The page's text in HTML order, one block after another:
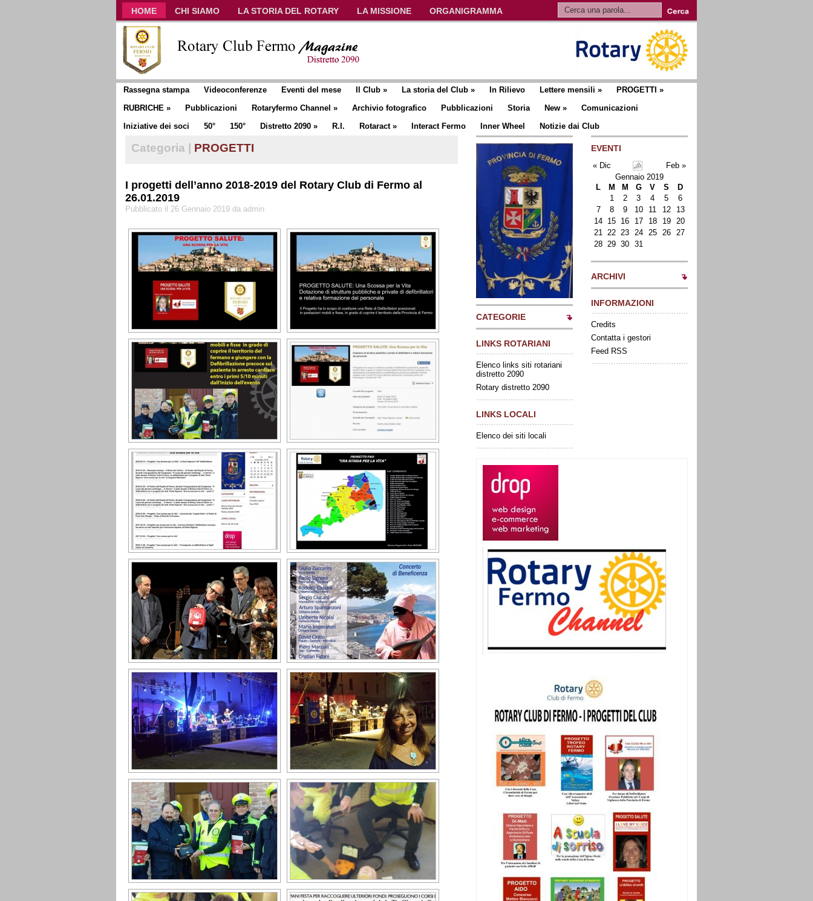
HOME CHI SIAMO LA STORIA DEL ROTARY LA MISSIONE
ORGANIGRAMMA
CLUB COMMUNICATOR
Rassegna stampa Videoconferenze Eventi del mese Il Club » La storia del Club » In Rilievo Lettere mensili » PROGETTI »
RUBRICHE » Pubblicazioni Rotaryfermo Channel » Archivio fotografico Pubblicazioni Storia New »
Comunicazioni
Iniziative dei soci
50° 150° Distretto 2090 » R.I. Rotaract» Interact Fermo Inner Wheel Notizie dai Club
Categoria | PROGETTI
I progetti dell’anno 2018-2019 del Rotary Club di Fermo al
26.01.2019
Pubblicato il 26 Gennaio 2019 da admin
CATEGORIE
LINKS ROTARIANI
Elenco links siti rotariani
distretto 2090
Rotary distretto 2090
LINKS LOCALI
Elenco dei siti locali
EVENTI
« Dic
Feb »
Gennaio 2019
L
M M G V S
D
1
2 3 4 5
6
7
8 9 10 11 12
13
14 15 16 17 18 19
20
21 22 23 24 25 26
27
28 29 30 31
ARCHIVI
INFORMAZIONI
Credits
Contatta i gestori
Feed RSS